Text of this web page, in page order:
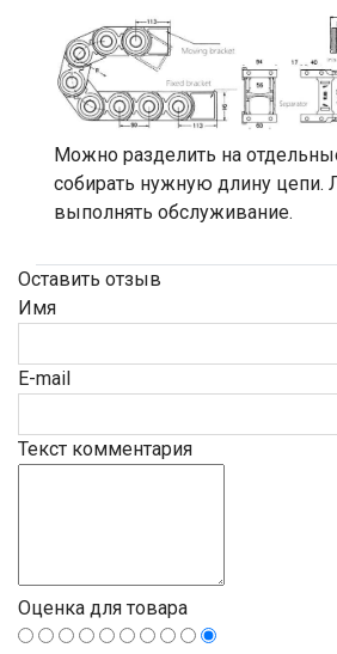
Можно разделить на
собирать нужную длину цепи.
выполнять обслуживание.
Оставить отзыв
Имя
E-mail
Текст комментария
Оценка для товара